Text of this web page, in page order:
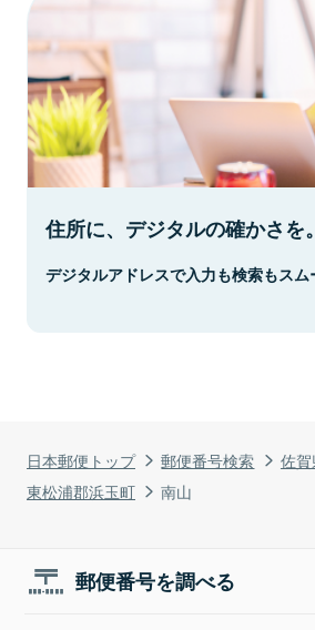
日本郵便トップ 郵便番号検索
佐賀
東松浦郡浜玉町
南山
住所に、デジタルの確かさを。
デジタルアドレスで入力も検索もスム
郵便番号を調べる